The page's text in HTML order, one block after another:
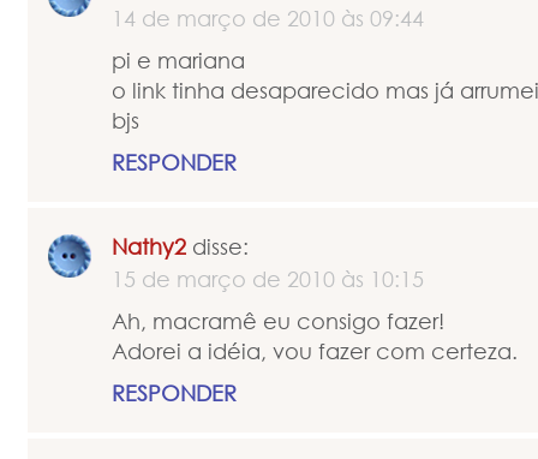
14 de março de 2010 às 09:44
pi e mariana
o link tinha desaparecido mas já
bjs
RESPONDER
Nathy2 disse:
15 de março de 2010 às 10:15
Ah, macramê eu consigo fazer!
Adorei a idéia, vou fazer com certeza.
RESPONDER